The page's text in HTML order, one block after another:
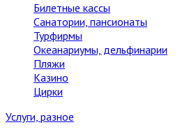
Билетные кассы
Санатории, пансионаты
Турфирмы
Океанариумы, дельфинарии
Пляжи
Казино
Цирки
Услуги, разное